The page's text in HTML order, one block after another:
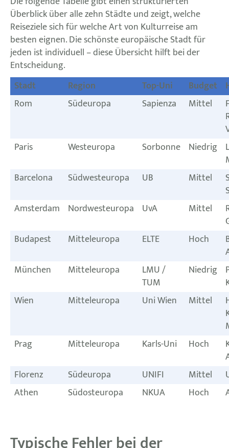
Überblick über alle zehn Städte und zeigt, welche
Reiseziele sich für welche Art von Kulturreise am
besten eignen. Die schönste europäische Stadt für
jeden ist individuell – diese Übersicht hilft bei der
Entscheidung.
Stadt
Region Top-Uni Budget
Rom
Südeuropa Sapienza Mittel
Paris
Westeuropa Sorbonne Niedrig
Barcelona
Südwesteuropa UB Mittel
Amsterdam Nordwesteuropa UvA Mittel
Budapest
Mitteleuropa ELTE Hoch
München
Mitteleuropa
LMU /
TUM
Niedrig
Wien
Mitteleuropa Uni Wien Mittel
Prag
Mitteleuropa Karls-Uni Hoch
Florenz
Südeuropa UNIFI Mittel
Athen
Südosteuropa NKUA Hoch